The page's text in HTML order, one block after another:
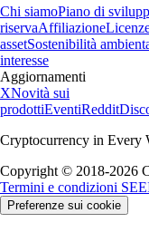
Chi siamoPiano di
riservaAffiliazione
assetSostenibilità
interesse
Aggiornamenti
XNovità sui
prodottiEventiReddit
Cryptocurrency in
Copyright © 2018-2026
Termini e condizioni SEE
Preferenze sui cookie